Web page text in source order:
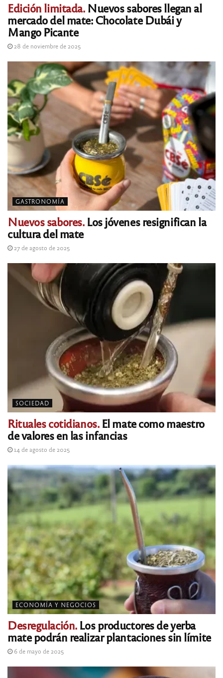
Edición limitada.Nuevos sabores llegan al
mercado del mate: Chocolate Dubái y
Mango Picante
28 de noviembre de 2025
GASTRONOMÍA
Nuevos sabores.Los jóvenes resignifican la
cultura del mate
27 de agosto de 2025
SOCIEDAD
Rituales cotidianos.El mate como maestro
de valores en las infancias
14 de agosto de 2025
ECONOMÍA Y NEGOCIOS
Desregulación.Los productores de yerba
mate podrán realizar plantaciones sin límite
6 de mayo de 2025